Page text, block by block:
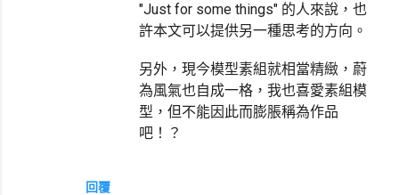
回覆
"Just for some things" 的人來說，也
許本文可以提供另一種思考的方向。
另外，現今模型素組就相當精緻，蔚
為風氣也自成一格，我也喜愛素組模
型，但不能因此而膨脹稱為作品
吧！？